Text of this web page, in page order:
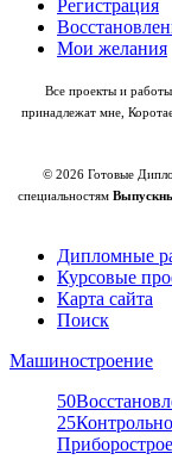
Регистрация
Мои желания
Все проекты и
принадлежат мне,
© 2026 Готовые
специальностям
Дипломные
Курсовые
Карта сайта
Поиск
Машиностроение
50
25